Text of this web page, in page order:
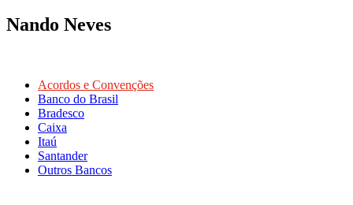
Nando Neves
Acordos e Convenções
Banco do Brasil
Bradesco
Caixa
Itaú
Santander
Outros Bancos